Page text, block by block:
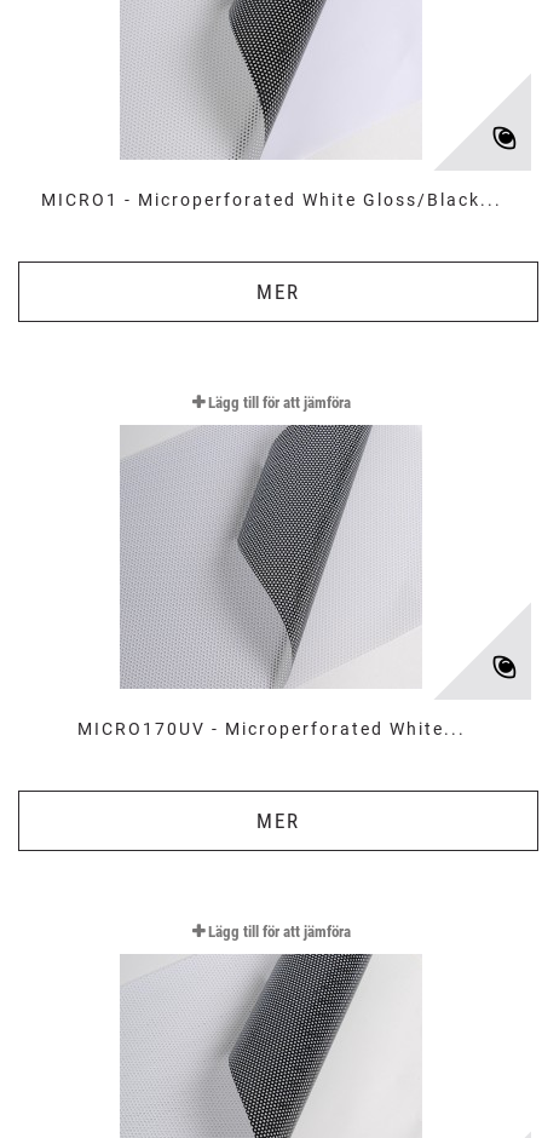
MICRO1 - Microperforated White Gloss/Black...
MER
MICRO170UV - Microperforated White...
MER
Lägg till för att jämföra
Lägg till för att jämföra